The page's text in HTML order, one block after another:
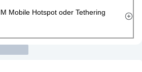
Mobile Hotspot oder Tethering